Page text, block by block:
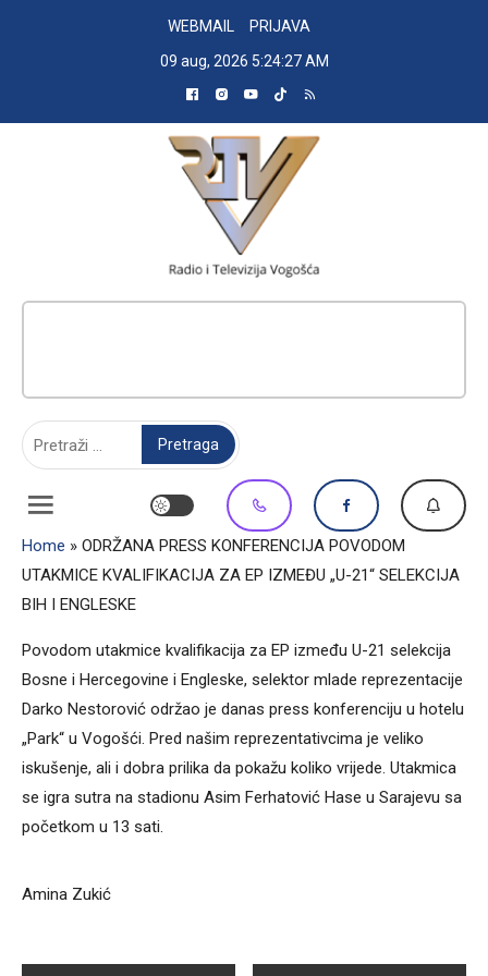
WEBMAIL
PRIJAVA
09 aug, 2026 5:24:28 AM
Home » ODRŽANA PRESS KONFERENCIJA POVODOM
UTAKMICE KVALIFIKACIJA ZA EP IZMEĐU „U-21“ SELEKCIJA
BIH I ENGLESKE
Povodom utakmice kvalifikacija za EP između U-21 selekcija
Bosne i Hercegovine i Engleske, selektor mlade reprezentacije
Darko Nestorović održao je danas press konferenciju u hotelu
„Park“ u Vogošći. Pred našim reprezentativcima je veliko
iskušenje, ali i dobra prilika da pokažu koliko vrijede. Utakmica
se igra sutra na stadionu Asim Ferhatović Hase u Sarajevu sa
početkom u 13 sati.
Amina Zukić